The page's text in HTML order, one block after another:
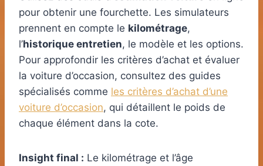
pour obtenir une fourchette. Les simulateurs
prennent en compte le kilométrage,
l’historique entretien, le modèle et les options.
Pour approfondir les critères d’achat et évaluer
la voiture d’occasion, consultez des guides
spécialisés comme les critères d’achat d’une
voiture d’occasion, qui détaillent le poids de
chaque élément dans la cote.
Insight final : Le kilométrage et l’âge